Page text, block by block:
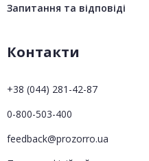
Запитання та відповіді
Контакти
+38 (044) 281-42-87
0-800-503-400
feedback@prozorro.ua